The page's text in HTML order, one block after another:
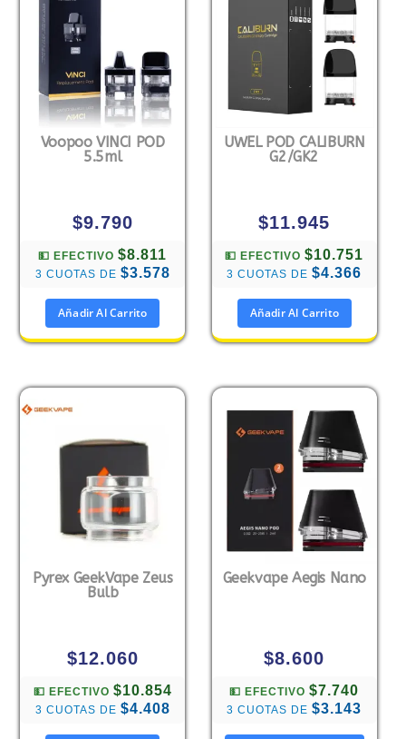
Voopoo VINCI POD
5.5ml
$9.790
💵 EFECTIVO$8.811
3 CUOTAS DE $3.578
Añadir Al Carrito
UWEL POD CALIBURN
G2/GK2
$11.945
💵 EFECTIVO$10.751
3 CUOTAS DE$4.366
Añadir Al Carrito
Pyrex GeekVape Zeus
Bulb
$12.060
💵 EFECTIVO $10.854
3 CUOTAS DE $4.408
Geekvape Aegis Nano
$8.600
💵 EFECTIVO$7.740
3 CUOTAS DE$3.143